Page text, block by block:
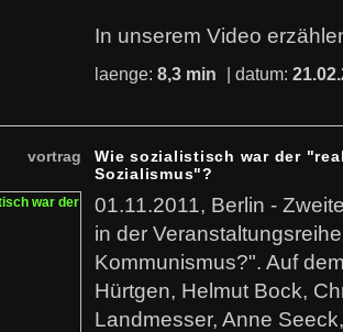
In unserem Video
laenge: 8,3 min | datum:
vortrag
Wie sozialistisch war der
Sozialismus"?
01.11.2011, Berlin -
in der
Kommunismus?". Auf
Hürtgen, Helmut Bock,
Landmesser, Anne